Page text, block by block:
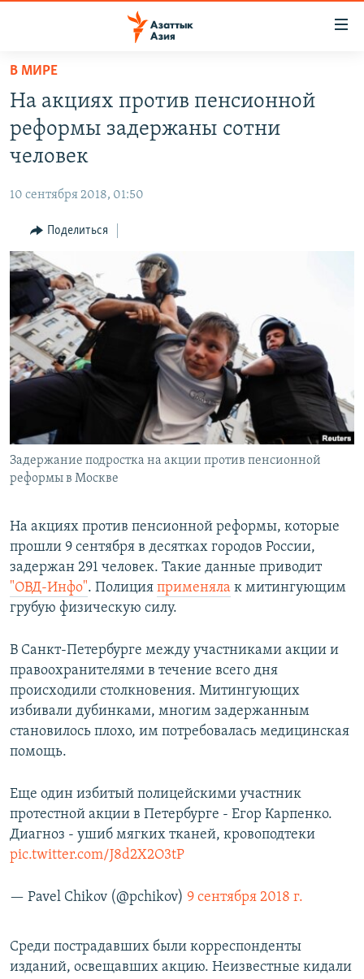
Вернуться
основному
содержанию
Вернутся
главной
навигации
Вернутся
поиску
КАЗАХСТАН
ТАДЖИКИСТАН
НОВОСТИ
ВОЙНА В УКРАИНЕ
ҚАЗАҚША
КЫРГЫЗЧА
ЎЗБЕКЧА
ТОҶИКӢ
TÜRKMENÇE
Все сайты РСЕ/РС
В МИРЕ
На акциях против пенсионной
реформы задержаны сотни
человек
10 сентября 2018, 01:50
Поделиться
Задержание подростка на акции против пенсионной
реформы в Москве
На акциях против пенсионной реформы, которые
прошли 9 сентября в десятках городов России,
задержан 291 человек. Такие данные приводит
"ОВД-Инфо". Полиция применяла к митингующим
грубую физическую силу.
В Санкт-Петербурге между участниками акции и
правоохранителями в течение всего дня
происходили столкновения. Митингующих
избивали дубинками, многим задержанным
становилось плохо, им потребовалась медицинская
помощь.
Еще один избитый полицейскими участник
протестной акции в Петербурге - Егор Карпенко.
Диагноз - ушиб мягких тканей, кровоподтеки
pic.twitter.com/J8d2X2O3tP
— Pavel Chikov (@pchikov) 9 сентября 2018 г.
Среди пострадавших были корреспонденты
изданий, освещавших акцию. Неизвестные кидали